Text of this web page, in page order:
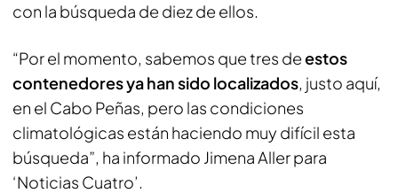
con la búsqueda de diez de ellos.
“Por el momento, sabemos que tres deestos
contenedores ya han sido localizados, justo aquí,
en el Cabo Peñas, pero las condiciones
climatológicas están haciendo muy difícil esta
búsqueda”, ha informado Jimena Aller para
‘Noticias Cuatro’.